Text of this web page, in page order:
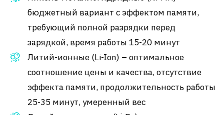
бюджетный вариант с эффектом памяти,
требующий полной разрядки перед
зарядкой, время работы 15-20 минут
Литий-ионные (Li-Ion) – оптимальное
соотношение цены и качества, отсутствие
эффекта памяти, продолжительность работы
25-35 минут, умеренный вес